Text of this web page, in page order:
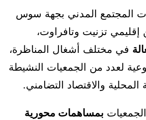
المجتمع المدني بجهة سوس
تزنيت وتافراوت،
في مختلف أشغال المناظرة،
لعدد من الجمعيات النشيطة
المحلية والاقتصاد التضامني.
بمساهمات محورية